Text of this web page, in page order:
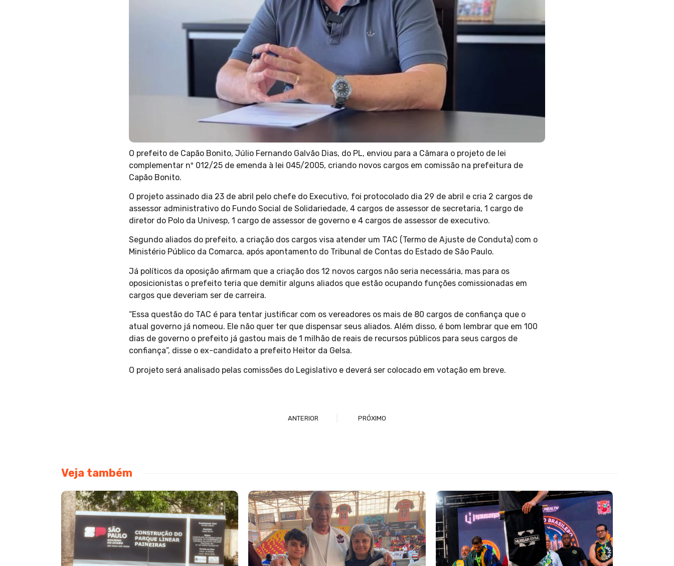
O prefeito de Capão Bonito, Júlio Fernando Galvão Dias, do PL, enviou para a Câmara o projeto de lei
complementar nº 012/25 de emenda à lei 045/2005, criando novos cargos em comissão na prefeitura de
Capão Bonito.
O projeto assinado dia 23 de abril pelo chefe do Executivo, foi protocolado dia 29 de abril e cria 2 cargos de
assessor administrativo do Fundo Social de Solidariedade, 4 cargos de assessor de secretaria, 1 cargo de
diretor do Polo da Univesp, 1 cargo de assessor de governo e 4 cargos de assessor de executivo.
Segundo aliados do prefeito, a criação dos cargos visa atender um TAC (Termo de Ajuste de Conduta) com o
Ministério Público da Comarca, após apontamento do Tribunal de Contas do Estado de São Paulo.
Já políticos da oposição afirmam que a criação dos 12 novos cargos não seria necessária, mas para os
oposicionistas o prefeito teria que demitir alguns aliados que estão ocupando funções comissionadas em
cargos que deveriam ser de carreira.
“Essa questão do TAC é para tentar justificar com os vereadores os mais de 80 cargos de confiança que o
atual governo já nomeou. Ele não quer ter que dispensar seus aliados. Além disso, é bom lembrar que em 100
dias de governo o prefeito já gastou mais de 1 milhão de reais de recursos públicos para seus cargos de
confiança”, disse o ex-candidato a prefeito Heitor da Gelsa.
O projeto será analisado pelas comissões do Legislativo e deverá ser colocado em votação em breve.
ANTERIOR PRÓXIMO
Veja também